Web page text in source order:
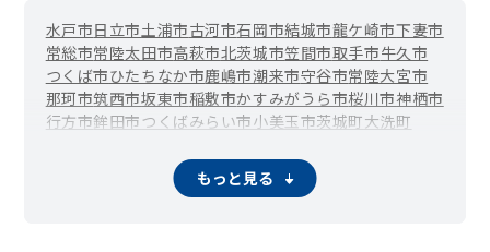
水戸市日立市土浦市古河市石岡市結城市龍ケ崎市下妻市
常総市常陸太田市高萩市北茨城市笠間市取手市牛久市
つくば市ひたちなか市鹿嶋市潮来市守谷市常陸大宮市
那珂市筑西市坂東市稲敷市かすみがうら市桜川市神栖市
行方市鉾田市 つくばみらい市小美玉市茨城町大洗町
もっと見る